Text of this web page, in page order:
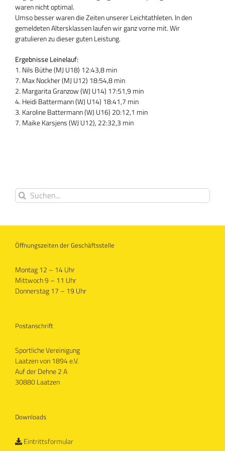
waren nicht optimal.
Umso besser waren die Zeiten unserer Leichtathleten. In den
gemeldeten Altersklassen laufen wir ganz vorne mit. Wir
gratulieren zu dieser guten Leistung.
Ergebnisse Leinelauf:
1. Nils Büthe (MJ U18) 12:43,8 min
7. Max Nockher (MJ U12) 18:54,8 min
2. Margarita Granzow (WJ U14) 17:51,9 min
4. Heidi Battermann (WJ U14) 18:41,7 min
3. Karoline Battermann (WJ U16) 20:12,1 min
7. Maike Karsjens (WJ U12), 22:32,3 min
Suche
nach:
Öffnungszeiten der Geschäftsstelle
Montag 12 – 14 Uhr
Mittwoch 9 – 11 Uhr
Donnerstag 17 – 19 Uhr
Postanschrift
Sportliche Vereinigung
Laatzen von 1894 e.V.
Auf der Dehne 2 A
30880 Laatzen
Downloads
Eintrittsformular